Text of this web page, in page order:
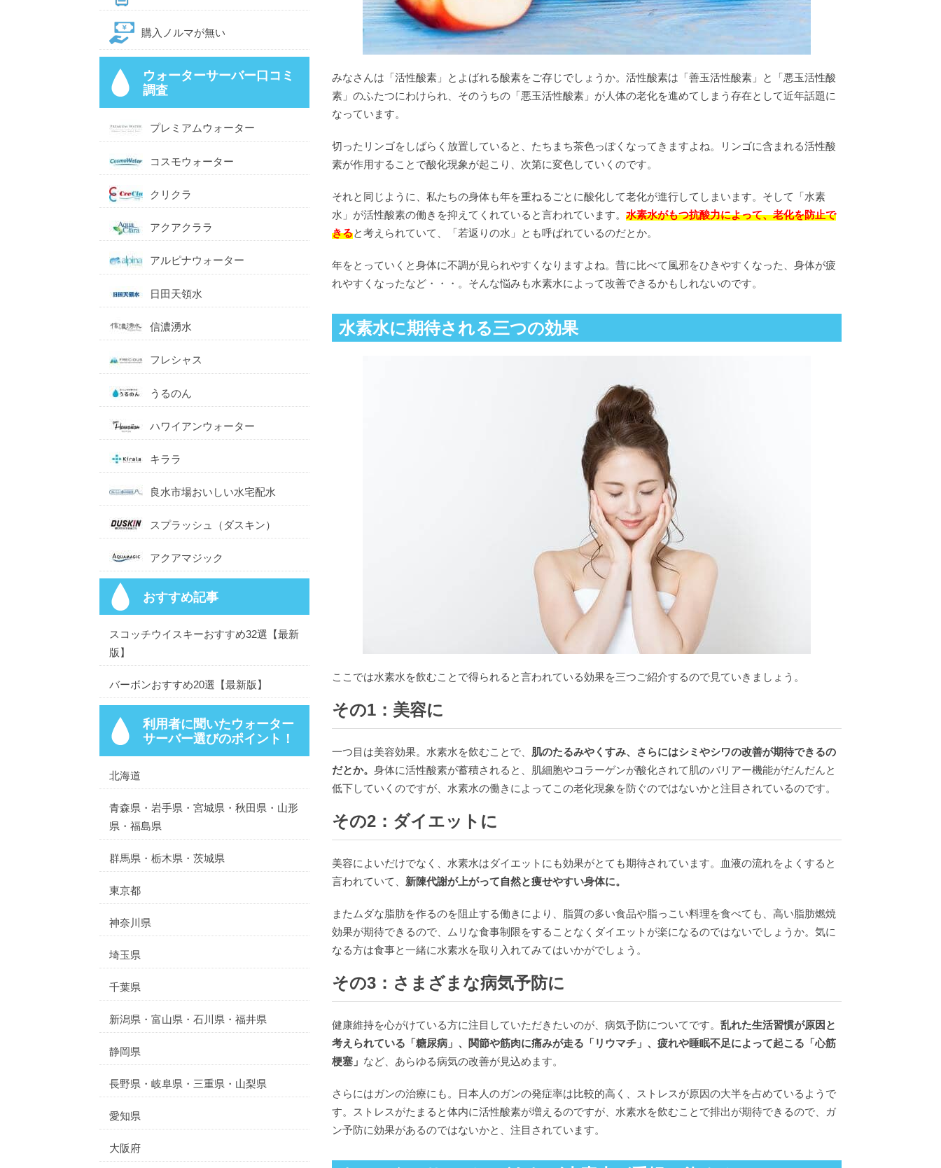
みなさんは「活性酸素」とよばれる酸素をご存じでしょうか。活性酸素は「善玉活性酸素」と「悪玉活性酸
素」のふたつにわけられ、そのうちの「悪玉活性酸素」が人体の老化を進めてしまう存在として近年話題に
なっています。
切ったリンゴをしばらく放置していると、たちまち茶色っぽくなってきますよね。リンゴに含まれる活性酸
素が作用することで酸化現象が起こり、次第に変色していくのです。
それと同じように、私たちの身体も年を重ねるごとに酸化して老化が進行してしまいます。そして「水素
水」が活性酸素の働きを抑えてくれていると言われています。 水素水がもつ抗酸力によって、老化を防止で
きると考えられていて、「若返りの水」とも呼ばれているのだとか。
年をとっていくと身体に不調が見られやすくなりますよね。昔に比べて風邪をひきやすくなった、身体が疲
れやすくなったなど・・・。そんな悩みも水素水によって改善できるかもしれないのです。
水素水に期待される三つの効果
ここでは水素水を飲むことで得られると言われている効果を三つご紹介するので見ていきましょう。
その1：美容に
一つ目は美容効果。水素水を飲むことで、 肌のたるみやくすみ、さらにはシミやシワの改善が期待できるの
だとか。 身体に活性酸素が蓄積されると、肌細胞やコラーゲンが酸化されて肌のバリアー機能がだんだんと
低下していくのですが、水素水の働きによってこの老化現象を防ぐのではないかと注目されているのです。
その2：ダイエットに
美容によいだけでなく、水素水はダイエットにも効果がとても期待されています。血液の流れをよくすると
言われていて、 新陳代謝が上がって自然と痩せやすい身体に。
またムダな脂肪を作るのを阻止する働きにより、脂質の多い食品や脂っこい料理を食べても、高い脂肪燃焼
効果が期待できるので、ムリな食事制限をすることなくダイエットが楽になるのではないでしょうか。気に
なる方は食事と一緒に水素水を取り入れてみてはいかがでしょう。
その3：さまざまな病気予防に
健康維持を心がけている方に注目していただきたいのが、病気予防についてです。 乱れた生活習慣が原因と
考えられている「糖尿病」、関節や筋肉に痛みが走る「リウマチ」、疲れや睡眠不足によって起こる「心筋
梗塞」 など、あらゆる病気の改善が見込めます。
さらにはガンの治療にも。日本人のガンの発症率は比較的高く、ストレスが原因の大半を占めているようで
す。ストレスがたまると体内に活性酸素が増えるのですが、水素水を飲むことで排出が期待できるので、ガ
ン予防に効果があるのではないかと、注目されています。
購入ノルマが無い
ウォーターサーバー口コミ
調査
プレミアムウォーター
コスモウォーター
クリクラ
アクアクララ
アルピナウォーター
日田天領水
信濃湧水
フレシャス
うるのん
ハワイアンウォーター
キララ
良水市場おいしい水宅配水
スプラッシュ（ダスキン）
アクアマジック
おすすめ記事
スコッチウイスキーおすすめ32選【最新
版】
バーボンおすすめ20選【最新版】
利用者に聞いたウォーター
サーバー選びのポイント！
北海道
青森県・岩手県・宮城県・秋田県・山形
県・福島県
群馬県・栃木県・茨城県
東京都
神奈川県
埼玉県
千葉県
新潟県・富山県・石川県・福井県
静岡県
長野県・岐阜県・三重県・山梨県
愛知県
大阪府